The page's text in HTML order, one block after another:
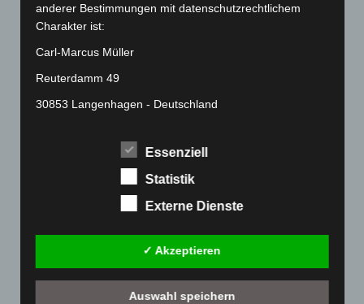
Dezember 2021(204)
Oktober 2021 (171)
September 2021(180)
August 2021(154)
März 2021(228)
Januar 2021(192)
anderer Bestimmungen mit datenschutzrechtlichem
Charakter ist:
Carl-Marcus Müller
Reuterdamm 49
30853 Langenhagen - Deutschland
Fax: 0511-866 789 33
Die Internetseiten verwenden Cookies. Cookies sind
Textdateien, welche über einen Internetbrowser auf
Essenziell
Statistik
Externe Dienste
✓ Akzeptieren
Auswahl speichern